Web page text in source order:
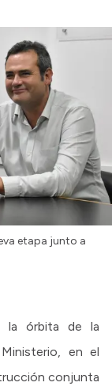
etapa junto a
la órbita de la
en el
conjunta